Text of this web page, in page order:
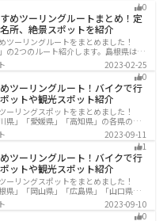
0
めツーリングルートまとめ！定
所、絶景スポットを紹介
ツーリングルートをまとめました！
の2つのルート紹介します。島根県は、
で全然違う景色を堪能することができ
根県にツーリングに行く際は参考にし
2023-02-25
0
ツーリングルート！バイクで行
ットや観光スポット紹介
ーリングスポットをまとめました！
県」「愛媛県」「高知県」の各県の観
自然豊かな山々や湖、温泉地が点在
色を楽しめるスポットが多数ありま
にツーリングに行く際は参考にしてく
2023-09-11
1
ツーリングルート！バイクで行
ットや観光スポット紹介
ーリングスポットをまとめました！
県」「岡山県」「広島県」「山口県」
介します。自然豊かな山々や湖、温泉
折々の景色を楽しめるスポットが多数
2023-09-10
0